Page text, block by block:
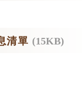
清單 (15KB)